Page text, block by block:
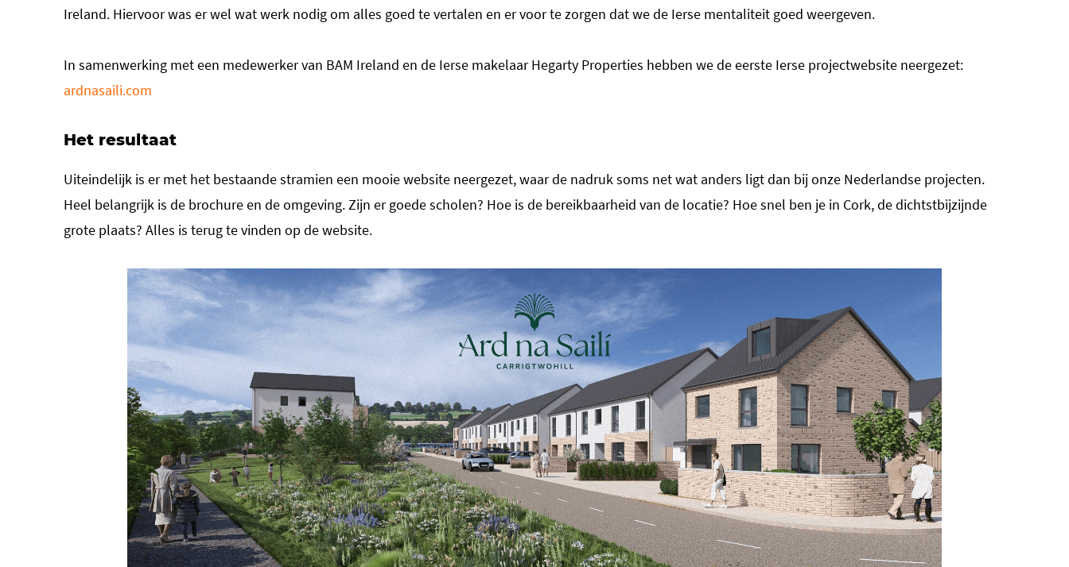
Ireland. Hiervoor was er wel wat werk nodig om alles goed te vertalen en er voor te zorgen dat we de Ierse mentaliteit goed weergeven.
In samenwerking met een medewerker van BAM Ireland en de Ierse makelaar Hegarty Properties hebben we de eerste Ierse projectwebsite neergezet:
ardnasaili.com
Het resultaat
Uiteindelijk is er met het bestaande stramien een mooie website neergezet, waar de nadruk soms net wat anders ligt dan bij onze Nederlandse projecten.
Heel belangrijk is de brochure en de omgeving. Zijn er goede scholen? Hoe is de bereikbaarheid van de locatie? Hoe snel ben je in Cork, de dichtstbijzijnde
grote plaats? Alles is terug te vinden op de website.